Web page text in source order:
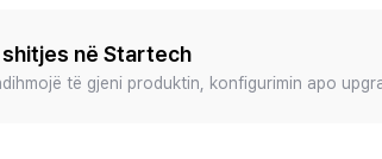
në Startech
të gjeni produktin, konfigurimin apo